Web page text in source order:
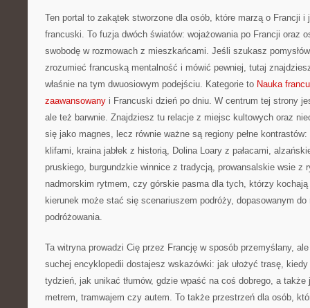
Ten portal to zakątek stworzone dla osób, które marzą o Francji
francuski. To fuzja dwóch światów: wojażowania po Francji oraz
swobodę w rozmowach z mieszkańcami. Jeśli szukasz
zrozumieć francuską mentalność i mówić pewniej, tutaj
właśnie na tym dwuosiowym podejściu. Kategorie to Nauka
zaawansowany i Francuski dzień po dniu. W centrum tej strony
ale też barwnie. Znajdziesz tu relacje z miejsc kultowych oraz
się jako magnes, lecz równie ważne są regiony pełne
klifami, kraina jabłek z historią, Dolina Loary z pałacami,
pruskiego, burgundzkie winnice z tradycją, prowansalskie wsie z
nadmorskim rytmem, czy górskie pasma dla tych, którzy
kierunek może stać się scenariuszem podróży, dopasowanym
podróżowania.
Ta witryna prowadzi Cię przez Francję w sposób przemyślany,
suchej encyklopedii dostajesz wskazówki: jak ułożyć trasę,
tydzień, jak unikać tłumów, gdzie wpaść na coś dobrego, a
metrem, tramwajem czy autem. To także przestrzeń dla osób,